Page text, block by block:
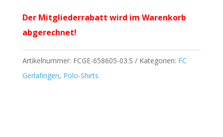
Menge
Der Mitgliederrabatt wird im Warenkorb
abgerechnet!
Artikelnummer: FCGE-658605-03.S Kategorien: FC
Gerlafingen, Polo-Shirts